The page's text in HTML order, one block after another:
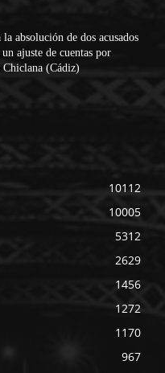
absolución de dos acusados
un ajuste de cuentas por
(Cádiz)
10112
10005
5312
2629
1456
1272
1170
967